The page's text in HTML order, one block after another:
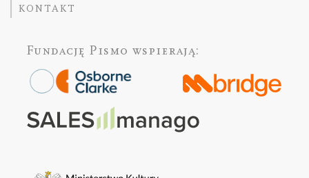
KONTAKT
Fundację Pismo wspierają: